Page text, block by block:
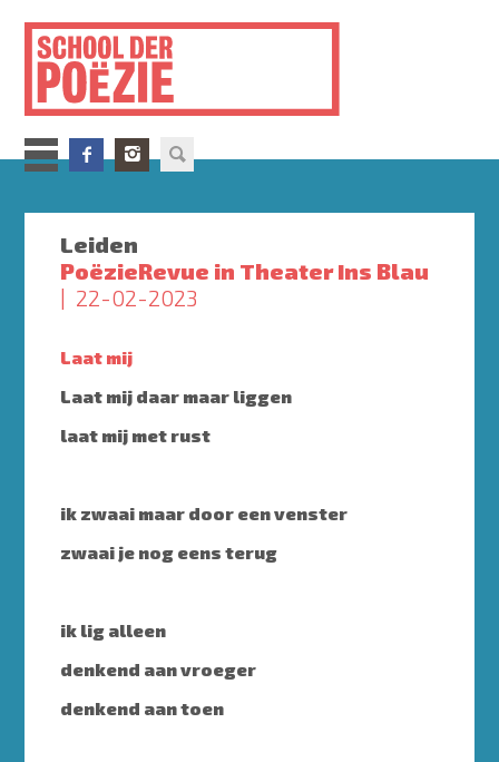
inhoud
gaan
Leiden
PoëzieRevue in Theater Ins Blau
22-02-2023
Laat mij
Laat mij daar maar liggen
laat mij met rust
ik zwaai maar door een venster
zwaai je nog eens terug
ik lig alleen
denkend aan vroeger
denkend aan toen